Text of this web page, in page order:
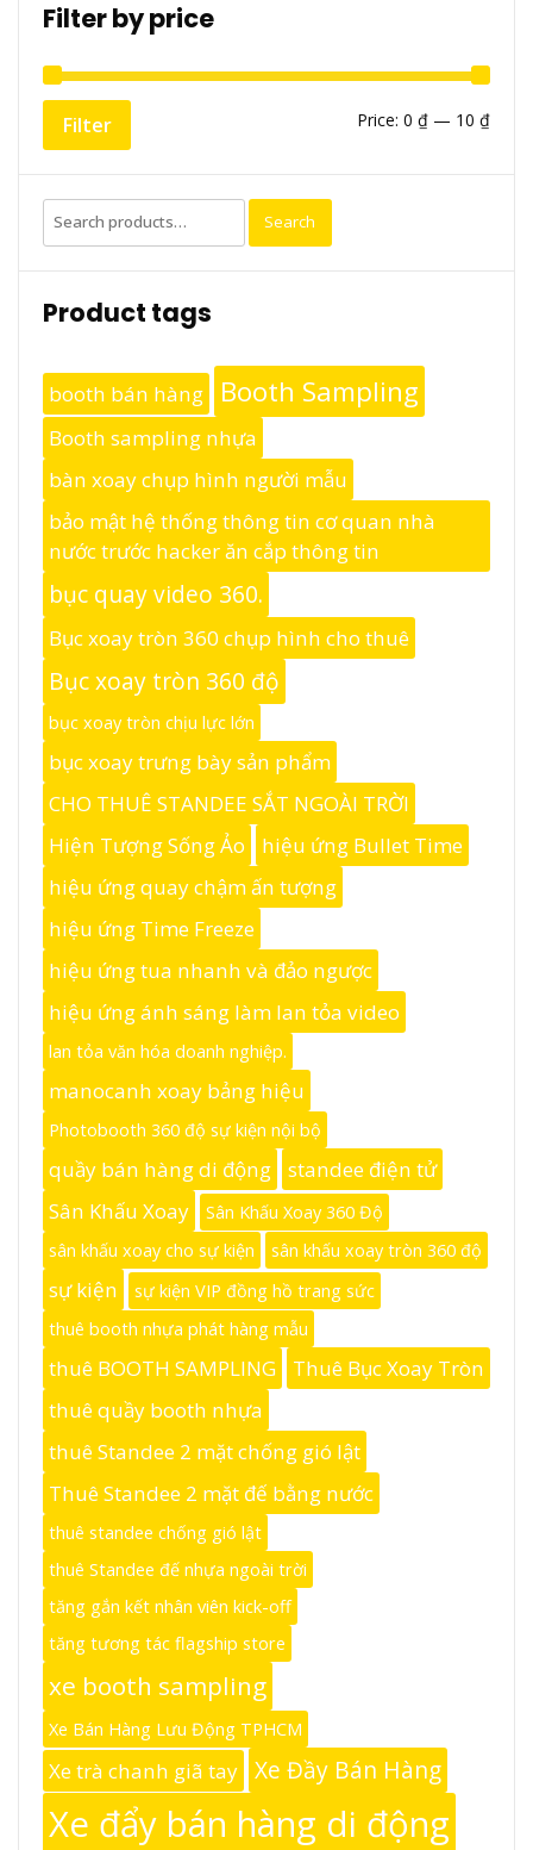
Filter by price
Min
Max
Filter Price: 0 ₫ — 10 ₫
Search
for:
Search
Product tags
booth bán hàng Booth Sampling
Booth sampling nhựa
bàn xoay chụp hình người mẫu
bảo mật hệ thống thông tin cơ quan nhà
nước trước hacker ăn cắp thông tin
bục quay video 360.
Bục xoay tròn 360 chụp hình cho thuê
Bục xoay tròn 360 độ
bục xoay tròn chịu lực lớn
bục xoay trưng bày sản phẩm
CHO THUÊ STANDEE SẮT NGOÀI TRỜI
Hiện Tượng Sống Ảo
hiệu ứng Bullet Time
hiệu ứng quay chậm ấn tượng
hiệu ứng Time Freeze
hiệu ứng tua nhanh và đảo ngược
hiệu ứng ánh sáng làm lan tỏa video
lan tỏa văn hóa doanh nghiệp.
manocanh xoay bảng hiệu
Photobooth 360 độ sự kiện nội bộ
quầy bán hàng di động
standee điện tử
Sân Khấu Xoay
Sân Khấu Xoay 360 Độ
sân khấu xoay cho sự kiện
sân khấu xoay tròn 360 độ
sự kiện
sự kiện VIP đồng hồ trang sức
thuê booth nhựa phát hàng mẫu
thuê BOOTH SAMPLING
Thuê Bục Xoay Tròn
thuê quầy booth nhựa
thuê Standee 2 mặt chống gió lật
Thuê Standee 2 mặt đế bằng nước
thuê standee chống gió lật
thuê Standee đế nhựa ngoài trời
tăng gắn kết nhân viên kick-off
tăng tương tác flagship store
xe booth sampling
Xe Bán Hàng Lưu Động TPHCM
Xe trà chanh giã tay Xe Đầy Bán Hàng
Xe đẩy bán hàng di động